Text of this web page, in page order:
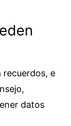
recuerdos, e
datos